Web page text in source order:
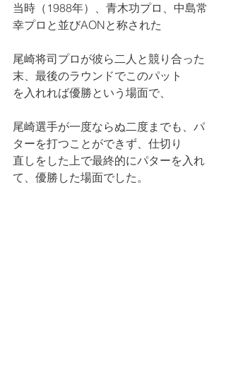
当時（1988年）、青木功プロ、中島常
幸プロと並びAONと称された
尾崎将司プロが彼ら二人と競り合った
末、最後のラウンドでこのパット
を入れれば優勝という場面で、
尾崎選手が一度ならぬ二度までも、パ
ターを打つことができず、仕切り
直しをした上で最終的にパターを入れ
て、優勝した場面でした。